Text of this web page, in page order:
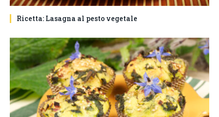
Ricetta: Lasagna al pesto vegetale